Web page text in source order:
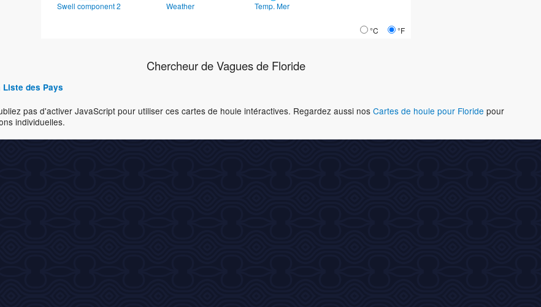
Swell component 2 Weather Temp. Mer
°C °F
Chercheur de Vagues de Floride
Liste des Pays
pas d'activer JavaScript pour utiliser ces cartes de houle intéractives. Regardez aussi nos Cartes de houle pour Floride pour
individuelles.